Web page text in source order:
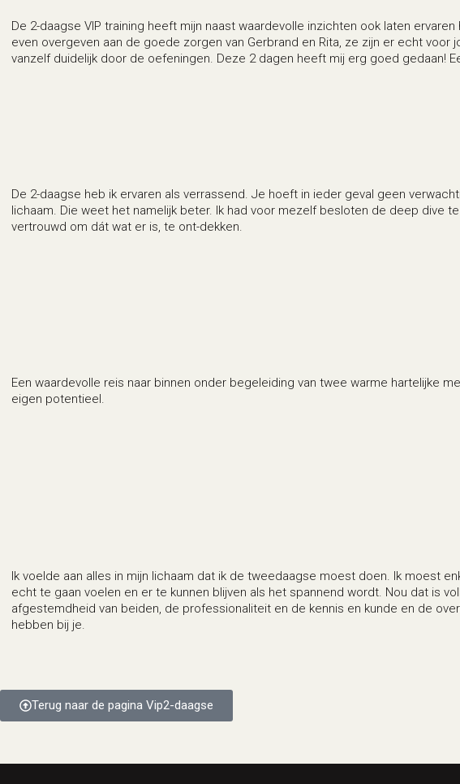
De 2-daagse VIP training heeft mijn naast waardevolle inzichten ook laten
even overgeven aan de goede zorgen van Gerbrand en Rita, ze zijn er echt
vanzelf duidelijk door de oefeningen. Deze 2 dagen heeft mij erg goed gedaan!
De 2-daagse heb ik ervaren als verrassend. Je hoeft in ieder geval geen
lichaam. Die weet het namelijk beter. Ik had voor mezelf besloten de deep dive
vertrouwd om dát wat er is, te ont-dekken.
Een waardevolle reis naar binnen onder begeleiding van twee warme hartelijke
eigen potentieel.
Ik voelde aan alles in mijn lichaam dat ik de tweedaagse moest doen. Ik moest
echt te gaan voelen en er te kunnen blijven als het spannend wordt. Nou dat is
afgestemdheid van beiden, de professionaliteit en de kennis en kunde en de
hebben bij je.
Terug naar de pagina Vip2-daagse